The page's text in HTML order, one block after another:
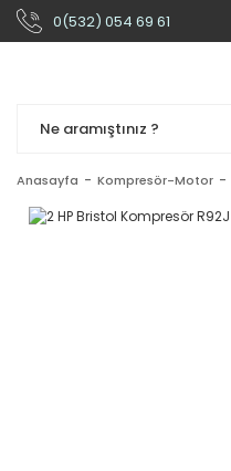
0(532) 054 69 61
Anasayfa Kompresör-Motor